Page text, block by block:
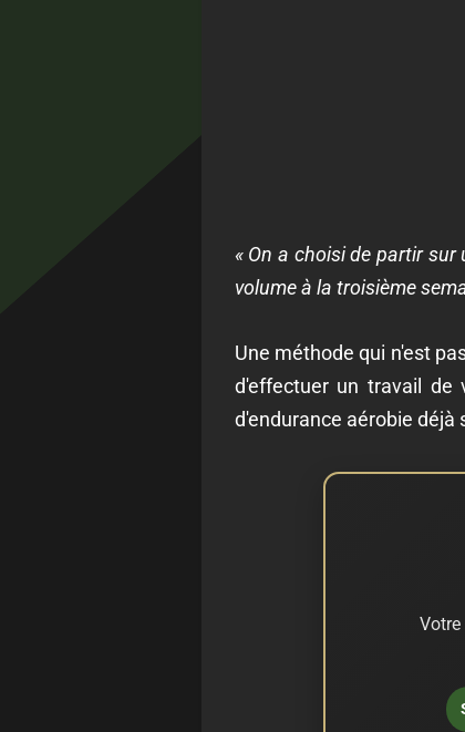
« On a choisi de partir sur
volume à la troisième
Une méthode qui n'est
d'effectuer un travail de
d'endurance aérobie déjà